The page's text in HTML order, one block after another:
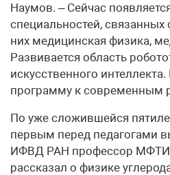
Наумов. – Сейчас
специальностей,
них медицинская физика,
Развивается область
искусственного
программу к современным
По уже сложившейся
первым перед педагогами
ИФВД РАН профессор
рассказал о физике